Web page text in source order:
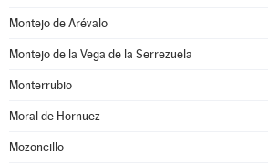
Montejo de Arévalo
Montejo de la Vega de la Serrezuela
Monterrubio
Moral de Hornuez
Mozoncillo